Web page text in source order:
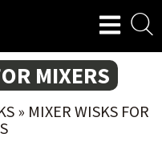
MIXERS
» MIXER WISKS FOR